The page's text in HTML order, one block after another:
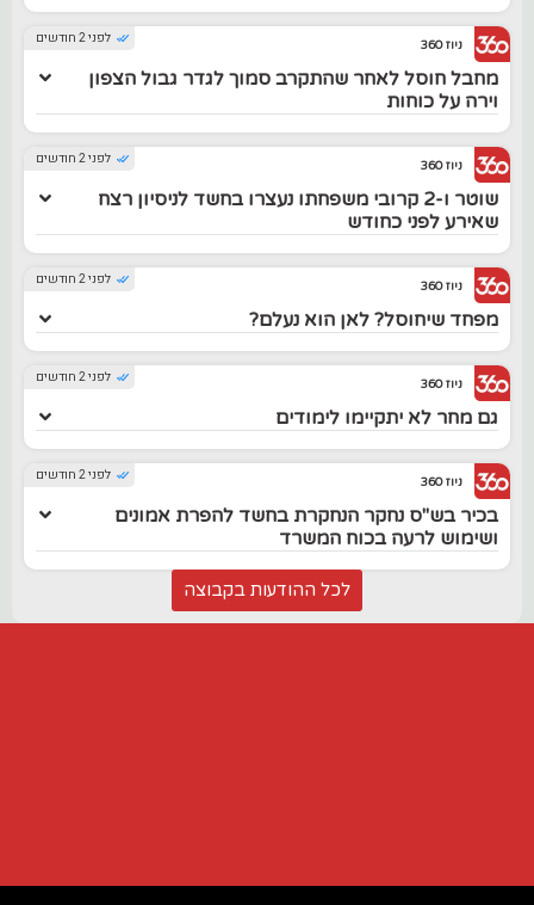
לפני 2 חודשים ניוז 360
מחבל חוסל לאחר שהתקרב סמוך לגדר גבול הצפון
וירה על כוחות
לפני 2 חודשים ניוז 360
שוטר ו-2 קרובי משפחתו נעצרו בחשד לניסיון רצח
שאירע לפני כחודש
לפני 2 חודשים ניוז 360
מפחד שיחוסל? לאן הוא נעלם?
לפני 2 חודשים ניוז 360
גם מחר לא יתקיימו לימודים
לפני 2 חודשים ניוז 360
בכיר בש"ס נחקר הנחקרת בחשד להפרת אמונים
ושימוש לרעה בכוח המשרד
לכל ההודעות בקבוצה